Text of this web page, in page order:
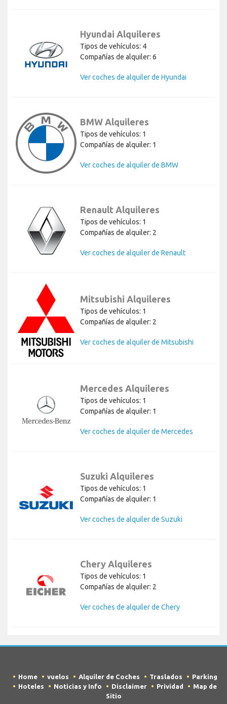
Hyundai Alquileres
Tipos de vehículos: 4
Compañías de alquiler: 6
Ver coches de alquiler de Hyundai
BMW Alquileres
Tipos de vehículos: 1
Compañías de alquiler: 1
Ver coches de alquiler de BMW
Renault Alquileres
Tipos de vehículos: 1
Compañías de alquiler: 2
Ver coches de alquiler de Renault
Mitsubishi Alquileres
Tipos de vehículos: 1
Compañías de alquiler: 2
Ver coches de alquiler de Mitsubishi
Mercedes Alquileres
Tipos de vehículos: 1
Compañías de alquiler: 1
Ver coches de alquiler de Mercedes
Suzuki Alquileres
Tipos de vehículos: 1
Compañías de alquiler: 1
Ver coches de alquiler de Suzuki
Chery Alquileres
Tipos de vehículos: 1
Compañías de alquiler: 2
Ver coches de alquiler de Chery
Home vuelos Alquiler de Coches Traslados
Parking
Hoteles
Noticias y Info Disclaimer Prividad
Map de
Sitio